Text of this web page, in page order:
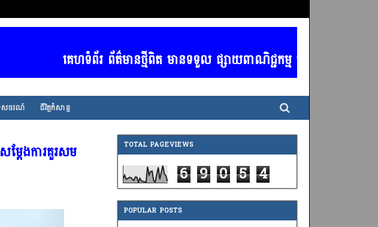
គេហទំព័រ ព័ត៌មានថ្មីពិត មានទទួល ផ្សាយពាណិជ្ជកម្ម គ្រប់ប្រភទ / ចាង
សចរណ៍ ជីវិត្តកំសាន្ត
ដែងការគួរសម TOTAL PAGEVIEWS
6 9 0 5 4
POPULAR POSTS